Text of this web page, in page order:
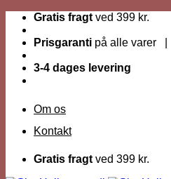
Fortsæt
indhold
Gratis fragt ved 399 kr.
Prisgaranti på alle varer |
3-4 dages levering
Om os
Kontakt
Gratis fragt ved 399 kr.